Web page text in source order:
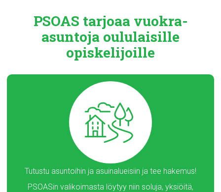
PSOAS tarjoaa vuokra-
asuntoja oululaisille
opiskelijoille
Tutustu asuntoihin ja asuinalueisiin ja tee hakemus!
PSOASin valikoimasta löytyy niin soluja, yksiöitä,